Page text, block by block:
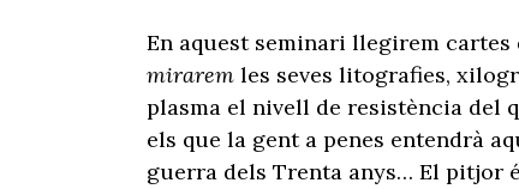
En aquest seminari llegirem
mirarem les seves litografies,
plasma el nivell de resistència del
els que la gent a penes entendrà
guerra dels Trenta anys… El pitjor